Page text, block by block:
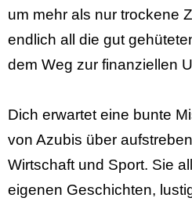
um mehr als nur trockene
endlich all die gut
dem Weg zur finanziellen
Dich erwartet eine bunte
von Azubis über
Wirtschaft und Sport. Sie
eigenen Geschichten,